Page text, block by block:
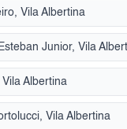
Vila Albertina
Junior, Vila
Albertina
Vila Albertina